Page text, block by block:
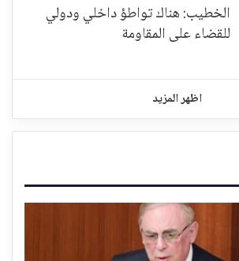
الخطيب: هناك تواطؤ داخلي ودولي
للقضاء على المقاومة
اظهر المزيد